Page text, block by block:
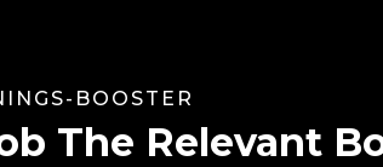
BOOSTER
The Relevant